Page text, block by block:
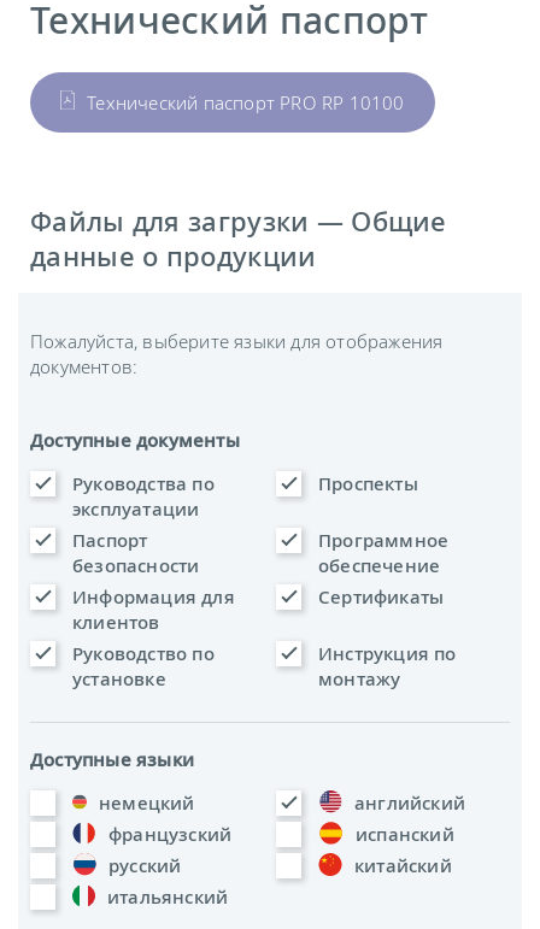
Технический паспорт
Технический паспорт PRO RP 10100
Файлы для загрузки — Общие
данные о продукции
Пожалуйста, выберите языки для отображения
документов:
Доступные документы
Руководства по
эксплуатации
Проспекты
Паспорт
безопасности
Программное
обеспечение
Информация для
клиентов
Сертификаты
Руководство по
установке
Инструкция по
монтажу
Доступные языки
немецкий
английский
французский
испанский
русский
китайский
итальянский